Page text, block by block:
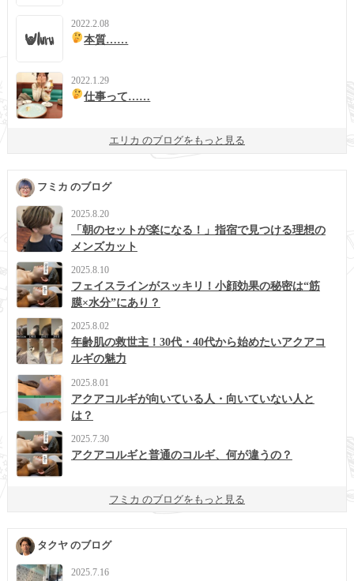
2022.2.08
本質……
2022.1.29
仕事って……
エリカ のブログをもっと見る
フミカ のブログ
2025.8.20
「朝のセットが楽になる！」指宿で見つける理想の
メンズカット
2025.8.10
フェイスラインがスッキリ！小顔効果の秘密は“筋
膜×水分”にあり？
2025.8.02
年齢肌の救世主！30代・40代から始めたいアクアコ
ルギの魅力
2025.8.01
アクアコルギが向いている人・向いていない人と
は？
2025.7.30
アクアコルギと普通のコルギ、何が違うの？
フミカ のブログをもっと見る
タクヤ のブログ
2025.7.16